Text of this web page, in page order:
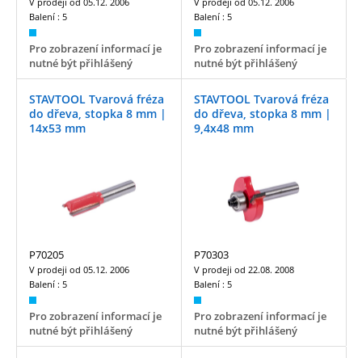
Balení : 5
Pro zobrazení informací je
nutné být přihlášený
Balení : 5
Pro zobrazení informací je
nutné být přihlášený
STAVTOOL Tvarová fréza
do dřeva, stopka 8 mm |
14x53 mm
P70205
V prodeji od 05.12. 2006
Balení : 5
Pro zobrazení informací je
nutné být přihlášený
STAVTOOL Tvarová fréza
do dřeva, stopka 8 mm |
9,4x48 mm
P70303
V prodeji od 22.08. 2008
Balení : 5
Pro zobrazení informací je
nutné být přihlášený